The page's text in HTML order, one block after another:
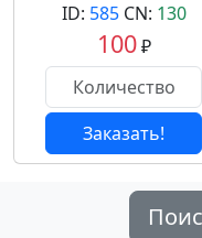
ID: 585CN: 130
100₽
Заказать!